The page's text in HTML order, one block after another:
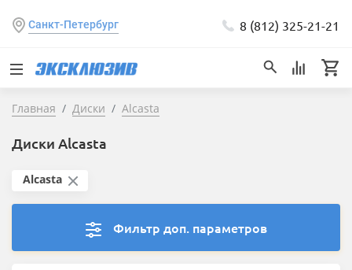
Санкт-Петербург 8 (812) 325-21-21
Главная Диски Alcasta
Диски Alcasta
Alcasta
Фильтр доп. параметров